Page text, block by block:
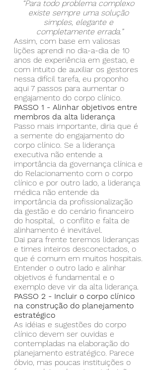
“Para todo problema complexo
existe sempre uma solução
simples, elegante e
completamente errada.”
Assim, com base em valiosas
lições aprendi no dia-a-dia de 10
anos de experiência em gestao, e
com intuito de auxiliar os gestores
nessa difícil tarefa, eu proponho
aqui 7 passos para aumentar o
engajamento do corpo clínico.
PASSO 1 - Alinhar objetivos entre
membros da alta liderança
Passo mais importante, diria que é
a semente do engajamento do
corpo clínico. Se a liderança
executiva não entende a
importância da governança clínica e
do Relacionamento com o corpo
clínico e por outro lado, a liderança
médica não entende da
importância da profissionalização
da gestão e do cenário financeiro
do hospital,  o conflito e falta de
alinhamento é inevitável.
Dai para frente teremos lideranças
e times inteiros desconectados, o
que é comum em muitos hospitais.
Entender o outro lado e alinhar
objetivos é fundamental e o
exemplo deve vir da alta liderança.
PASSO 2 - Incluir o corpo clínico
na construção do planejamento
estratégico
As idéias e sugestões do corpo
clínico devem ser ouvidas e
contempladas na elaboração do
planejamento estratégico. Parece
óbvio, mas poucas instituições o